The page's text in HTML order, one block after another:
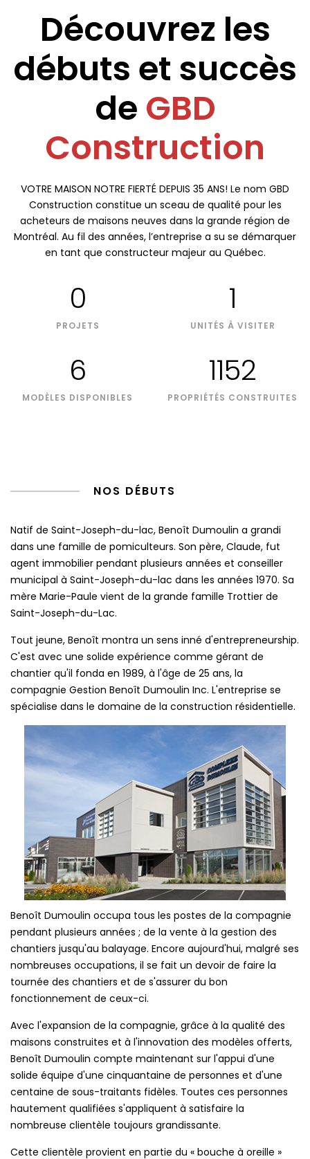
Découvrez les
débuts et succès
de GBD
Construction
VOTRE MAISON NOTRE FIERTÉ DEPUIS 35 ANS! Le nom GBD
Construction constitue un sceau de qualité pour les
acheteurs de maisons neuves dans la grande région de
Montréal. Au fil des années, l’entreprise a su se démarquer
en tant que constructeur majeur au Québec.
0
PROJETS
1
UNITÉS À VISITER
6
MODÈLES DISPONIBLES
1152
PROPRIÉTÉS CONSTRUITES
NOS DÉBUTS
Natif de Saint-Joseph-du-lac, Benoît Dumoulin a grandi
dans une famille de pomiculteurs. Son père, Claude, fut
agent immobilier pendant plusieurs années et conseiller
municipal à Saint-Joseph-du-lac dans les années 1970. Sa
mère Marie-Paule vient de la grande famille Trottier de
Saint-Joseph-du-Lac.
Tout jeune, Benoît montra un sens inné d'entrepreneurship.
C'est avec une solide expérience comme gérant de
chantier qu'il fonda en 1989, à l'âge de 25 ans, la
compagnie Gestion Benoît Dumoulin Inc. L'entreprise se
spécialise dans le domaine de la construction résidentielle.
Benoît Dumoulin occupa tous les postes de la compagnie
pendant plusieurs années ; de la vente à la gestion des
chantiers jusqu'au balayage. Encore aujourd'hui, malgré ses
nombreuses occupations, il se fait un devoir de faire la
tournée des chantiers et de s'assurer du bon
fonctionnement de ceux-ci.
Avec l'expansion de la compagnie, grâce à la qualité des
maisons construites et à l'innovation des modèles offerts,
Benoît Dumoulin compte maintenant sur l'appui d'une
solide équipe d'une cinquantaine de personnes et d'une
centaine de sous-traitants fidèles. Toutes ces personnes
hautement qualifiées s'appliquent à satisfaire la
nombreuse clientèle toujours grandissante.
Cette clientèle provient en partie du « bouche à oreille »